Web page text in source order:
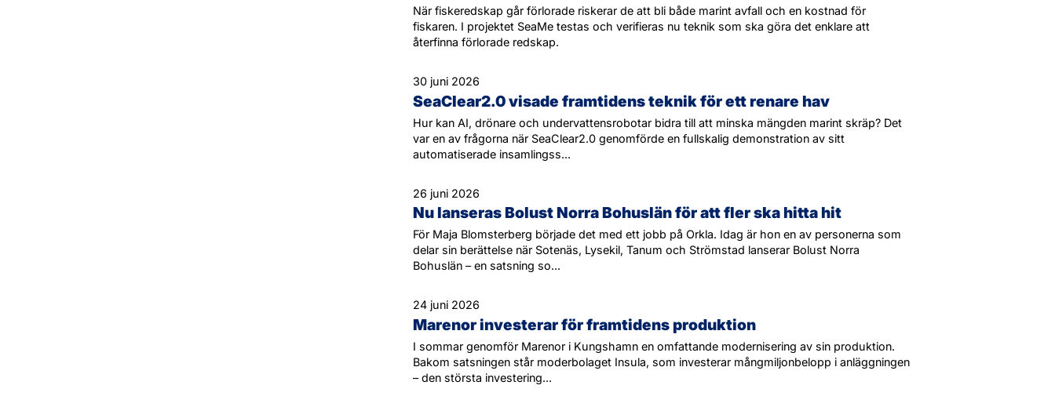
När fiskeredskap går förlorade riskerar de att bli både marint avfall och en kostnad för
fiskaren. I projektet SeaMe testas och verifieras nu teknik som ska göra det enklare att
återfinna förlorade redskap.
30 juni 2026
SeaClear2.0 visade framtidens teknik för ett renare hav
Hur kan AI, drönare och undervattensrobotar bidra till att minska mängden marint skräp? Det
var en av frågorna när SeaClear2.0 genomförde en fullskalig demonstration av sitt
automatiserade insamlingss...
26 juni 2026
Nu lanseras Bolust Norra Bohuslän för att fler ska hitta hit
För Maja Blomsterberg började det med ett jobb på Orkla. Idag är hon en av personerna som
delar sin berättelse när Sotenäs, Lysekil, Tanum och Strömstad lanserar Bolust Norra
Bohuslän – en satsning so...
24 juni 2026
Marenor investerar för framtidens produktion
I sommar genomför Marenor i Kungshamn en omfattande modernisering av sin produktion.
Bakom satsningen står moderbolaget Insula, som investerar mångmiljonbelopp i anläggningen
– den största investering...